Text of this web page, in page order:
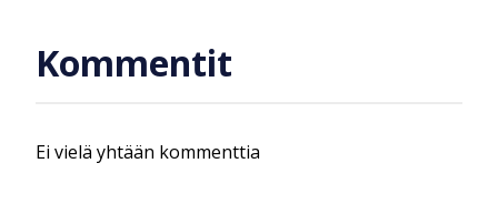
Kommentit
Ei vielä yhtään kommenttia